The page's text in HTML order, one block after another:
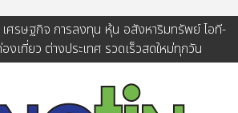
ศรษฐกิจ การลงทุน หุ้น อสังหาริมทรัพย์ ไอที-
งเที่ยว ต่างประเทศ รวดเร็วสดใหม่ทุกวัน